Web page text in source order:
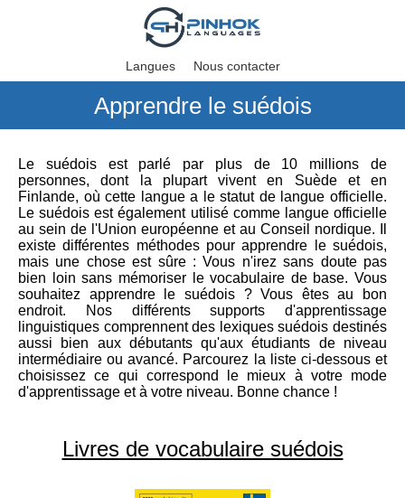
Langues Nous contacter
Apprendre le suédois
Le suédois est parlé par plus de 10 millions de
personnes, dont la plupart vivent en Suède et en
Finlande, où cette langue a le statut de langue officielle.
Le suédois est également utilisé comme langue officielle
au sein de l'Union européenne et au Conseil nordique. Il
existe différentes méthodes pour apprendre le suédois,
mais une chose est sûre : Vous n'irez sans doute pas
bien loin sans mémoriser le vocabulaire de base. Vous
souhaitez apprendre le suédois ? Vous êtes au bon
endroit. Nos différents supports d'apprentissage
linguistiques comprennent des lexiques suédois destinés
aussi bien aux débutants qu'aux étudiants de niveau
intermédiaire ou avancé. Parcourez la liste ci-dessous et
choisissez ce qui correspond le mieux à votre mode
d'apprentissage et à votre niveau. Bonne chance !
Livres de vocabulaire suédois